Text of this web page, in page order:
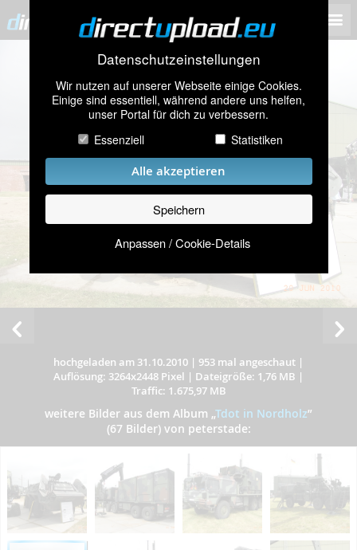
Datenschutzeinstellungen
Wir nutzen auf unserer Webseite einige Cookies.
Einige sind essentiell, während andere uns helfen,
unser Portal für dich zu verbessern.
Essenziell
Statistiken
Alle akzeptieren
Speichern
Anpassen / Cookie-Details
hochgeladen am 31.10.2010 | 953 mal angeschaut |
Auflösung: 3264x2448 Pixel | Dateigröße: 1,76 MB |
Traffic: 1.675,97 MB
weitere Bilder aus dem Album „Tdot in Nordholz”
(67 Bilder) von peterstade: